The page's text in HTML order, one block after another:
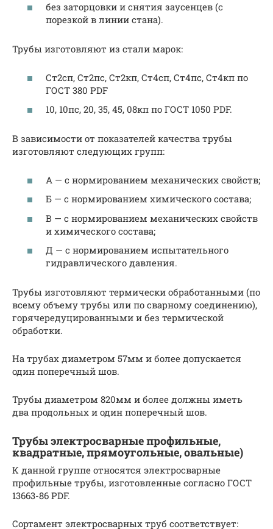
без заторцовки и снятия заусенцев (с
порезкой в линии стана).
Трубы изготовляют из стали марок:
Ст2сп, Ст2пс, Ст2кп, Ст4сп, Ст4пс, Ст4кп по
ГОСТ 380 PDF
10, 10пс, 20, 35, 45, 08кп по ГОСТ 1050 PDF.
В зависимости от показателей качества трубы
изготовляют следующих групп:
А — с нормированием механических свойств;
Б — с нормированием химического состава;
В — с нормированием механических свойств
и химического состава;
Д — с нормированием испытательного
гидравлического давления.
Трубы изготовляют термически обработанными (по
всему объему трубы или по сварному соединению),
горячередуцированными и без термической
обработки.
На трубах диаметром 57мм и более допускается
один поперечный шов.
Трубы диаметром 820мм и более должны иметь
два продольных и один поперечный шов.
Трубы электросварные профильные,
квадратные, прямоугольные, овальные)
К данной группе относятся электросварные
профильные трубы, изготовленные согласно ГОСТ
13663-86 PDF.
Сортамент электросварных труб соответствует: